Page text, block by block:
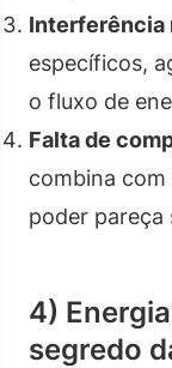
Interferência
específicos,
o fluxo de
Falta de
combina com
poder pareça
4)
segredo